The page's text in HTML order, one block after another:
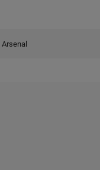
Arsenal